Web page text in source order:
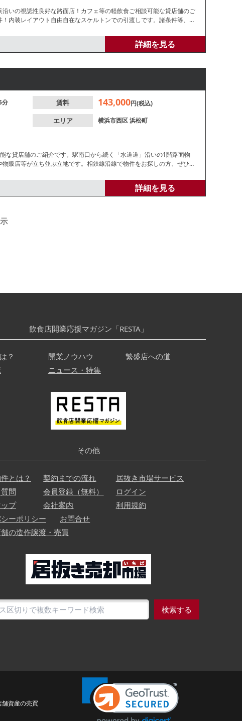
いの視認性良好な路面店！カフェ等の軽飲食ご相談可能な貸店舗のご
内装レイアウト自由自在なスケルトンでの引渡しです。諸条件等、お
詳細を見る
分 賃料 143,000円(税込)
エリア 横浜市西区浜松町
な貸店舗のご紹介です。駅南口から続く「水道道」沿いの1階路面物
販店等が立ち並ぶ立地です。相鉄線沿線で物件をお探しの方、ぜひご
詳細を見る
飲食店開業応援マガジン「RESTA」
？ 開業ノウハウ
繁盛店への道
ニュース・特集
その他
とは？ 契約までの流れ
居抜き市場サービス
問
会員登録（無料）
ログイン
プ
会社案内
利用規約
ーポリシー
お問合せ
の造作譲渡・売買
検索する
資産の売買